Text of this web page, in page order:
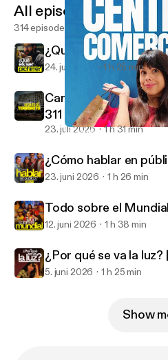
La verdad de los Centros
All episodes
314 episodes
¿Qué es ser pichirre? |
24. juli 2026 1 h 25 min
Caracas/La Guaira
311
23. juli 2026 1 h 31 min
¿Cómo hablar en
23. juni 2026 1 h 26 min
Todo sobre el
12. juni 2026 1 h 38 min
¿Por qué se va la luz?
5. juni 2026 1 h 25 min
Show